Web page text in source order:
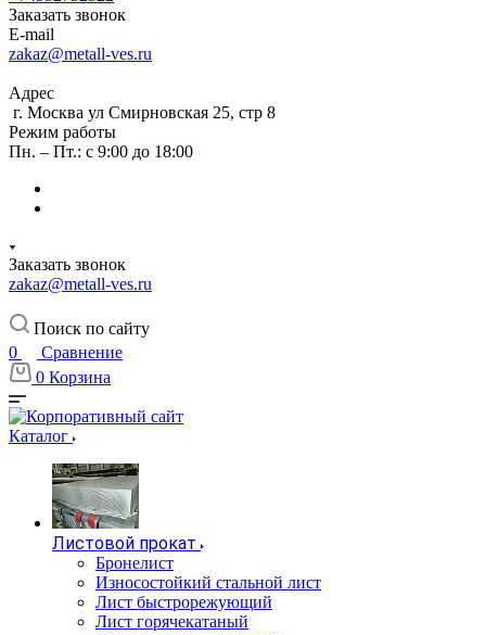
Заказать звонок
E-mail
zakaz@metall-ves.ru
Адрес
г. Москва ул Смирновская 25, стр 8
Режим работы
Пн. – Пт.: с 9:00 до 18:00
Заказать звонок
zakaz@metall-ves.ru
Поиск по сайту
0
Сравнение
0 Корзина
Каталог
Листовой прокат
Бронелист
Износостойкий стальной лист
Лист быстрорежующий
Лист горячекатаный